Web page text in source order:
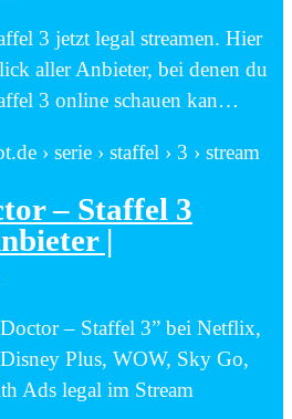
3 jetzt legal streamen. Hier
aller Anbieter, bei denen du
3 online schauen kan…
› serie › staffel › 3 › stream
– Staffel 3
|
– Staffel 3” bei Netflix,
Plus, WOW, Sky Go,
Ads legal im Stream